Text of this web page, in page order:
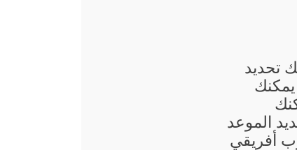
تحديد
الموعد
أفريقي